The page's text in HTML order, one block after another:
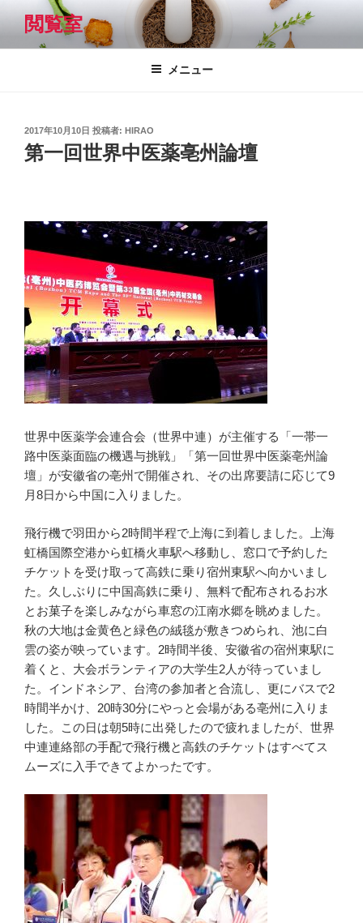
テ
閲覧室
メニュー
投
稿
日:
2017年10月10日 投稿者: HIRAO
第一回世界中医薬亳州論壇
世界中医薬学会連合会（世界中連）が主催する「一帯一
路中医薬面臨の機遇与挑戦」「第一回世界中医薬亳州論
壇」が安徽省の亳州で開催され、その出席要請に応じて9
月8日から中国に入りました。
飛行機で羽田から2時間半程で上海に到着しました。上海
虹橋国際空港から虹橋火車駅へ移動し、窓口で予約した
チケットを受け取って高鉄に乗り宿州東駅へ向かいまし
た。久しぶりに中国高鉄に乗り、無料で配布されるお水
とお菓子を楽しみながら車窓の江南水郷を眺めました。
秋の大地は金黄色と緑色の絨毯が敷きつめられ、池に白
雲の姿が映っています。2時間半後、安徽省の宿州東駅に
着くと、大会ボランティアの大学生2人が待っていまし
た。インドネシア、台湾の参加者と合流し、更にバスで2
時間半かけ、20時30分にやっと会場がある亳州に入りま
した。この日は朝5時に出発したので疲れましたが、世界
中連連絡部の手配で飛行機と高鉄のチケットはすべてス
ムーズに入手できてよかったです。